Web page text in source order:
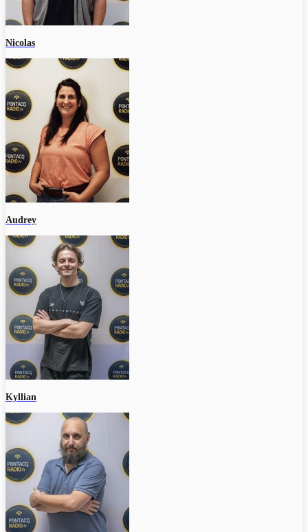
Nicolas
Audrey
Kyllian